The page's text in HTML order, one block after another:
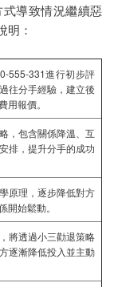
導致情況繼續惡
明：
555-331進行初步評
往分手經驗，建立後
用報價。
，包含關係降溫、互
排，提升分手的成功
原理，逐步降低對方
開始鬆動。
將透過小三勸退策略
逐漸降低投入並主動